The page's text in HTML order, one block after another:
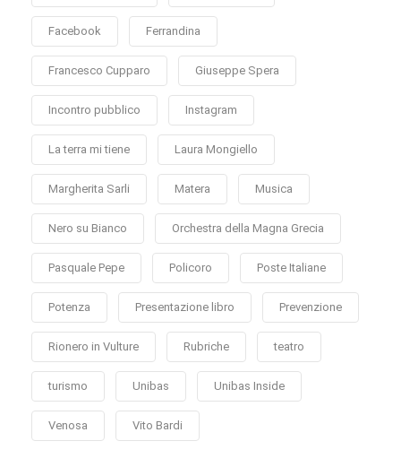
Facebook Ferrandina
Francesco Cupparo Giuseppe Spera
Incontro pubblico Instagram
La terra mi tiene Laura Mongiello
Margherita Sarli Matera Musica
Nero su Bianco Orchestra della Magna Grecia
Pasquale Pepe Policoro Poste Italiane
Potenza Presentazione libro Prevenzione
Rionero in Vulture Rubriche teatro
turismo Unibas Unibas Inside
Venosa Vito Bardi